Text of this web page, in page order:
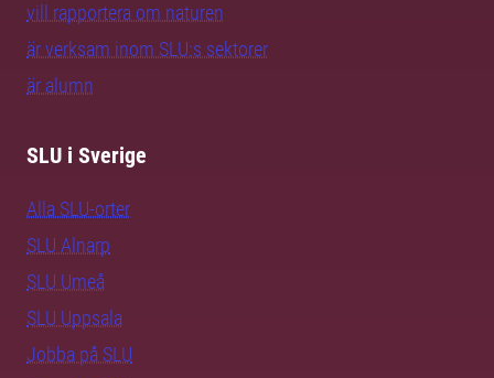
vill rapportera om naturen
är verksam inom SLU:s sektorer
är alumn
SLU i Sverige
Alla SLU-orter
SLU Alnarp
SLU Umeå
SLU Uppsala
Jobba på SLU